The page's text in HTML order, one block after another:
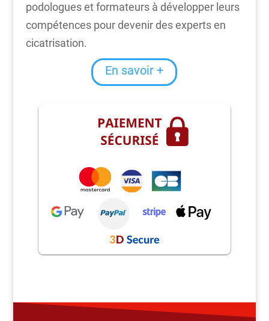
podologues et formateurs à développer leurs
compétences pour devenir des experts en
cicatrisation.
En savoir +